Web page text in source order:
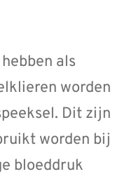
als
worden
Dit zijn
worden bij
bloeddruk